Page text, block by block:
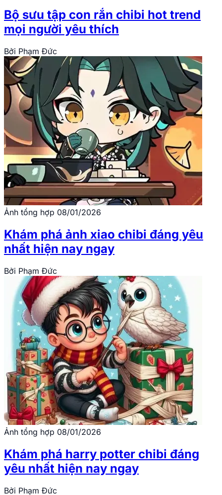
Bộ sưu tập con rắn chibi hot trend
mọi người yêu thích
Bởi Phạm Đức
Ảnh tổng hợp 08/01/2026
Khám phá ảnh xiao chibi đáng yêu
nhất hiện nay ngay
Bởi Phạm Đức
Ảnh tổng hợp 08/01/2026
Khám phá harry potter chibi đáng
yêu nhất hiện nay ngay
Bởi Phạm Đức